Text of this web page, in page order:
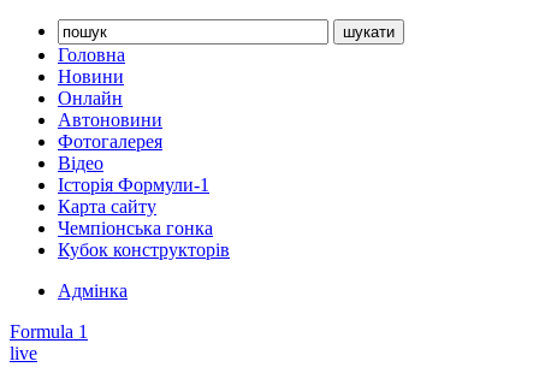
Головна
Новини
Онлайн
Автоновини
Фотогалерея
Відео
Історія Формули-1
Карта сайту
Чемпіонська гонка
Кубок конструкторів
Адмінка
Formula 1
live